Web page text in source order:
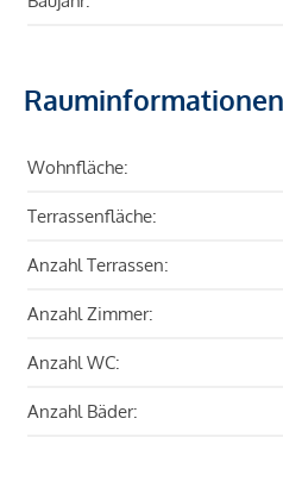
Wohnfläche:
Terrassenfläche:
Anzahl Terrassen:
Anzahl Zimmer:
Anzahl WC:
Anzahl Bäder: